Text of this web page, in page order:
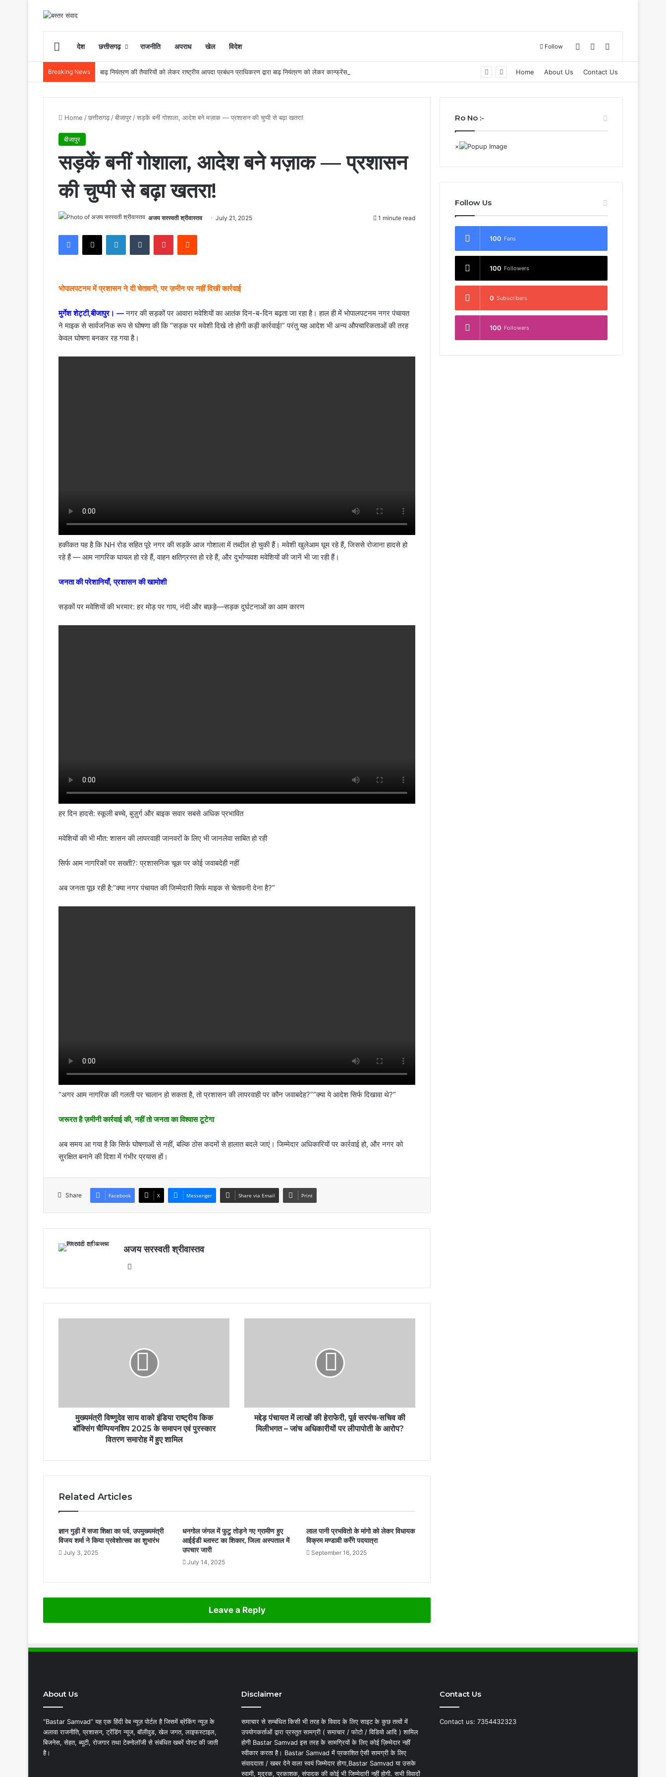
Homeदेश छत्तीसगढ़ राजनीति अपराध खेल विदेश Follow Log InSidebar
Breaking News Home About Us Contact Us
Home /छत्तीसगढ़ /बीजापुर /सड़कें बनीं गोशाला, आदेश बने मज़ाक — प्रशासन की चुप्पी से बढ़ा खतरा!
बीजापुर
सड़कें बनीं गोशाला, आदेश बने मज़ाक — प्रशासन
की चुप्पी से बढ़ा खतरा!
अजय सरस्वती श्रीवास्तव July 21, 2025 1 minute read
Facebook
X LinkedInTumblr PinterestReddit
भोपालपटनम में प्रशासन ने दी चेतावनी, पर ज़मीन पर नहीं दिखी कार्रवाई
मुर्गेश शेट्टी,बीजापुर। — नगर की सड़कों पर आवारा मवेशियों का आतंक दिन-ब-दिन बढ़ता जा रहा है। हाल ही में भोपालपटनम नगर पंचायत
ने माइक से सार्वजनिक रूप से घोषणा की कि “सड़क पर मवेशी दिखे तो होगी कड़ी कार्रवाई!” परंतु यह आदेश भी अन्य औपचारिकताओं की तरह
केवल घोषणा बनकर रह गया है।
हकीकत यह है कि NH रोड सहित पूरे नगर की सड़कें आज गोशाला में तब्दील हो चुकी हैं। मवेशी खुलेआम घूम रहे हैं, जिससे रोजाना हादसे हो
रहे हैं — आम नागरिक घायल हो रहे हैं, वाहन क्षतिग्रस्त हो रहे हैं, और दुर्भाग्यवश मवेशियों की जानें भी जा रही हैं।
जनता की परेशानियाँ, प्रशासन की खामोशी
सड़कों पर मवेशियों की भरमार: हर मोड़ पर गाय, नंदी और बछड़े—सड़क दुर्घटनाओं का आम कारण
हर दिन हादसे: स्कूली बच्चे, बुज़ुर्ग और बाइक सवार सबसे अधिक प्रभावित
मवेशियों की भी मौत: शासन की लापरवाही जानवरों के लिए भी जानलेवा साबित हो रही
सिर्फ आम नागरिकों पर सख्ती?: प्रशासनिक चूक पर कोई जवाबदेही नहीं
अब जनता पूछ रही है:”क्या नगर पंचायत की जिम्मेदारी सिर्फ माइक से चेतावनी देना है?”
“अगर आम नागरिक की गलती पर चालान हो सकता है, तो प्रशासन की लापरवाही पर कौन जवाबदेह?””क्या ये आदेश सिर्फ दिखावा थे?”
जरूरत है ज़मीनी कार्रवाई की, नहीं तो जनता का विश्वास टूटेगा
अब समय आ गया है कि सिर्फ घोषणाओं से नहीं, बल्कि ठोस कदमों से हालात बदले जाएं। जिम्मेदार अधिकारियों पर कार्रवाई हो, और नगर को
सुरक्षित बनाने की दिशा में गंभीर प्रयास हों।
Share Facebook X Messenger Share via Email Print
अजय सरस्वती श्रीवास्तव
चैम्पियनशिप
हुए
शामिल
मुख्यमंत्री विष्णुदेव साय वाको इंडिया राष्ट्रीय किक
बॉक्सिंग चैम्पियनशिप 2025 के समापन एवं पुरस्कार
वितरण समारोह में हुए शामिल
सचिव
मिलीभगत
मद्देड़ पंचायत में लाखों की हेराफेरी, पूर्व सरपंच-सचिव की
मिलीभगत – जांच अधिकारीयों पर लीपापोती के आरोप?
Related Articles
ज्ञान गुड़ी में सजा शिक्षा का पर्व, उपमुख्यमंत्री
विजय शर्मा ने किया प्रवेशोत्सव का शुभारंभ
July 3, 2025
धनगोल जंगल में फुटु तोड़ने गए ग्रामीण हुए
आईईडी ब्लास्ट का शिकार, जिला अस्पताल में
उपचार जारी
July 14, 2025
लाल पानी प्रभवितो के मांगो को लेकर विधायक
विक्रम मण्डावी करँगे पदयात्रा
September 16, 2025
Leave a Reply
Ro No :-
Follow Us
100 Fans
100 Followers
0 Subscribers
100 Followers
About Us
“Bastar Samvad” यह एक हिंदी वेब न्यूज़ पोर्टल है जिसमें ब्रेकिंग न्यूज़ के
अलावा राजनीति, प्रशासन, ट्रेंडिंग न्यूज, बॉलीवुड, खेल जगत, लाइफस्टाइल,
बिजनेस, सेहत, ब्यूटी, रोजगार तथा टेक्नोलॉजी से संबंधित खबरें पोस्ट की जाती
है।
Disclaimer
समाचार से सम्बंधित किसी भी तरह के विवाद के लिए साइट के कुछ तत्वों में
उपयोगकर्ताओं द्वारा प्रस्तुत सामग्री ( समाचार / फोटो / विडियो आदि ) शामिल
होगी Bastar Samvad इस तरह के सामग्रियों के लिए कोई ज़िम्मेदार नहीं
स्वीकार करता है। Bastar Samvad में प्रकाशित ऐसी सामग्री के लिए
संवाददाता / खबर देने वाला स्वयं जिम्मेदार होगा,Bastar Samvad या उसके
स्वामी, मुद्रक, प्रकाशक, संपादक की कोई भी जिम्मेदारी नहीं होगी. सभी विवादों
Contact Us
Contact us: 7354432323